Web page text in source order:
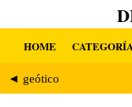
HOME
◄ geótico